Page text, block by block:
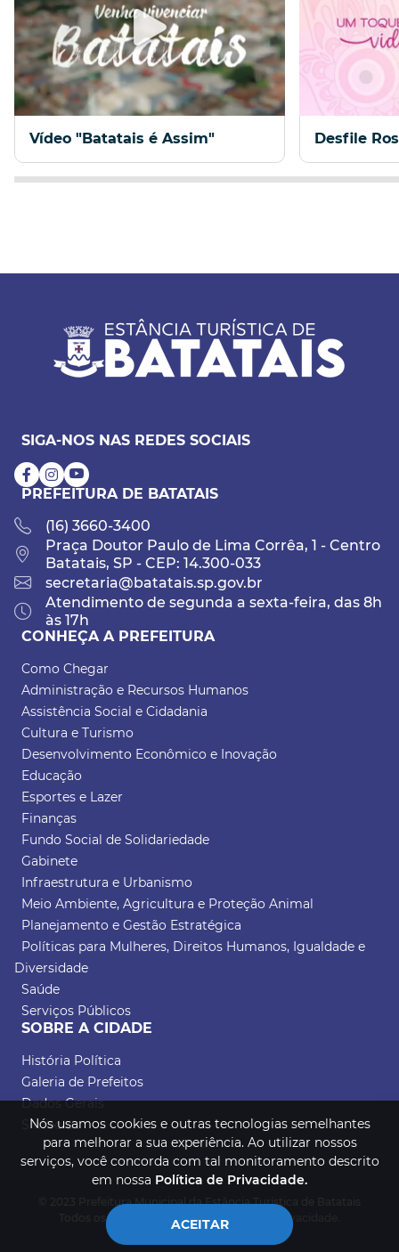
Vídeo "Batatais é Assim" Desfile
SIGA-NOS NAS REDES SOCIAIS
PREFEITURA DE BATATAIS
(16) 3660-3400
Praça Doutor Paulo de Lima Corrêa, 1 - Centro
Batatais, SP - CEP: 14.300-033
secretaria@batatais.sp.gov.br
Atendimento de segunda a sexta-feira, das 8h
às 17h
CONHEÇA A PREFEITURA
Como Chegar
Administração e Recursos Humanos
Assistência Social e Cidadania
Cultura e Turismo
Desenvolvimento Econômico e Inovação
Educação
Esportes e Lazer
Finanças
Fundo Social de Solidariedade
Gabinete
Infraestrutura e Urbanismo
Meio Ambiente, Agricultura e Proteção Animal
Planejamento e Gestão Estratégica
Políticas para Mulheres, Direitos Humanos, Igualdade e
Diversidade
Saúde
Serviços Públicos
SOBRE A CIDADE
História Política
Galeria de Prefeitos
Dados Gerais
Símbolos
© 2023 Prefeitura Municipal da Estância Turística de Batatais
Todos os direitos reservados.Política de Privacidade.
Nós usamos cookies e outras tecnologias semelhantes
para melhorar a sua experiência. Ao utilizar nossos
serviços, você concorda com tal monitoramento descrito
em nossa Política de Privacidade.
ACEITAR